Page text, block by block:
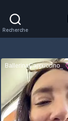
Recherche